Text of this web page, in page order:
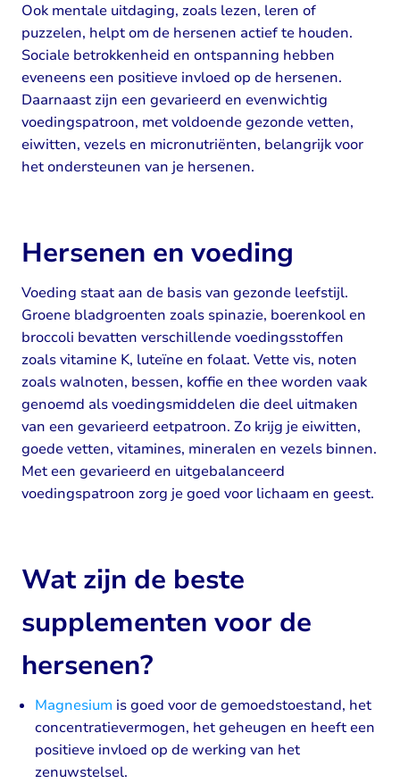
Ook mentale uitdaging, zoals lezen, leren of
puzzelen, helpt om de hersenen actief te houden.
Sociale betrokkenheid en ontspanning hebben
eveneens een positieve invloed op de hersenen.
Daarnaast zijn een gevarieerd en evenwichtig
voedingspatroon, met voldoende gezonde vetten,
eiwitten, vezels en micronutriënten, belangrijk voor
het ondersteunen van je hersenen.
Hersenen en voeding
Voeding staat aan de basis van gezonde leefstijl.
Groene bladgroenten zoals spinazie, boerenkool en
broccoli bevatten verschillende voedingsstoffen
zoals vitamine K, luteïne en folaat. Vette vis, noten
zoals walnoten, bessen, koffie en thee worden vaak
genoemd als voedingsmiddelen die deel uitmaken
van een gevarieerd eetpatroon. Zo krijg je eiwitten,
goede vetten, vitamines, mineralen en vezels binnen.
Met een gevarieerd en uitgebalanceerd
voedingspatroon zorg je goed voor lichaam en geest.
Wat zijn de beste
supplementen voor de
hersenen?
Magnesium is goed voor de gemoedstoestand, het
concentratievermogen, het geheugen en heeft een
positieve invloed op de werking van het
zenuwstelsel.